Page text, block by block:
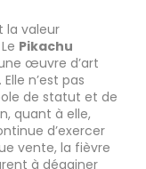
la valeur
Pikachu
œuvre d’art
n’est pas
de statut et de
quant à elle,
d’exercer
vente, la fièvre
à dégainer